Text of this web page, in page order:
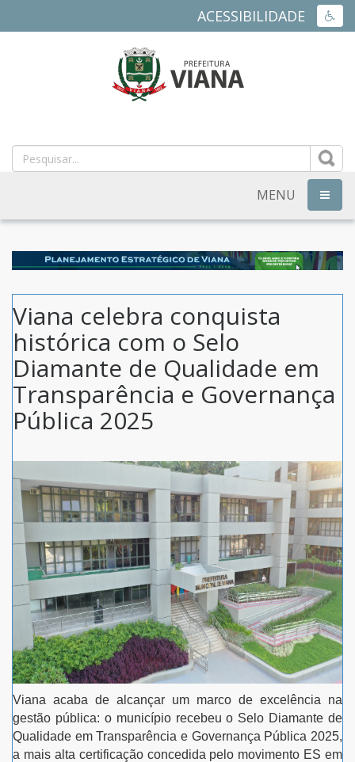
ACESSIBILIDADE
MUNICIPAL
DE
VIANA
ES
MENU
Viana celebra conquista
histórica com o Selo
Diamante de Qualidade em
Transparência e Governança
Pública 2025
Viana acaba de alcançar um marco de excelência na
gestão pública: o município recebeu o Selo Diamante de
Qualidade em Transparência e Governança Pública 2025,
a mais alta certificação concedida pelo movimento ES em